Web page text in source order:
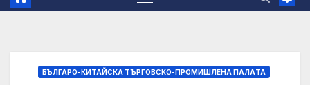
БЪЛГАРО-КИТАЙСКА ТЪРГОВСКО-ПРОМИШЛЕНА ПАЛAТА